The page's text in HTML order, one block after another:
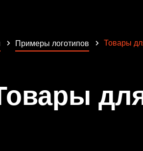
Примеры логотипов Товары